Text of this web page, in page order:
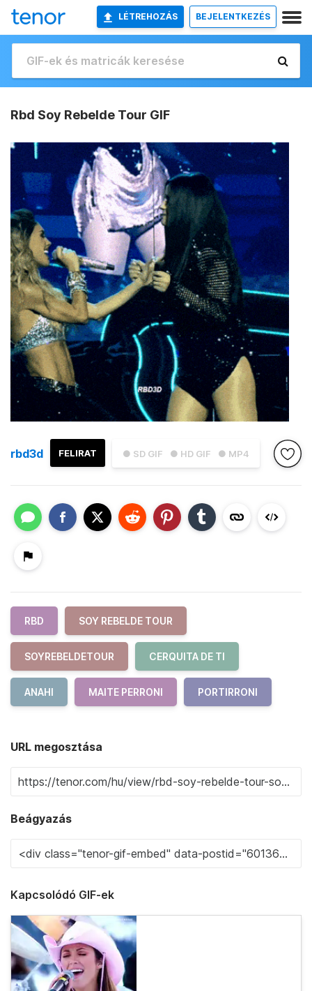
LÉTREHOZÁS BEJELENTKEZÉS
Rbd Soy Rebelde Tour GIF
● SD GIF ● HD GIF ● MP4
FELIRAT
rbd3d
RBD SOY REBELDE TOUR
SOYREBELDETOUR CERQUITA DE TI
ANAHI MAITE PERRONI PORTIRRONI
URL megosztása
Beágyazás
Kapcsolódó GIF-ek